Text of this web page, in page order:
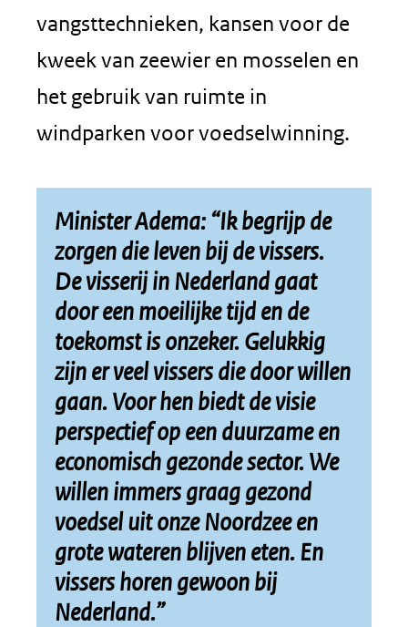
vangsttechnieken, kansen voor de
kweek van zeewier en mosselen en
het gebruik van ruimte in
windparken voor voedselwinning.
Minister Adema: “Ik begrijp de
zorgen die leven bij de vissers.
De visserij in Nederland gaat
door een moeilijke tijd en de
toekomst is onzeker. Gelukkig
zijn er veel vissers die door willen
gaan. Voor hen biedt de visie
perspectief op een duurzame en
economisch gezonde sector. We
willen immers graag gezond
voedsel uit onze Noordzee en
grote wateren blijven eten. En
vissers horen gewoon bij
Nederland.”